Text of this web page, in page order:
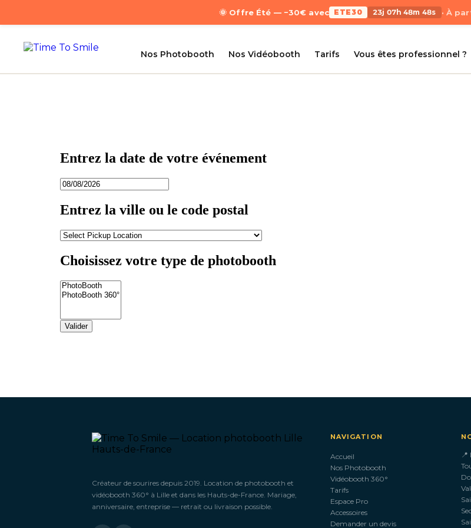
🌞 Offre Été — −30€ avec ETE30 23j 07h 48m 48s · À
Nos Photobooth Nos Vidéobooth Tarifs Vous êtes professionnel ?
Entrez la date de votre événement
Entrez la ville ou le code postal
Choisissez votre type de photobooth
Créateur de sourires depuis 2019. Location de photobooth et
vidéobooth 360° à Lille et dans les Hauts-de-France. Mariage,
anniversaire, entreprise — retrait ou livraison possible.
NAVIGATION
Accueil
Nos Photobooth
Vidéobooth 360°
Tarifs
Espace Pro
Accessoires
Demander un devis
📍